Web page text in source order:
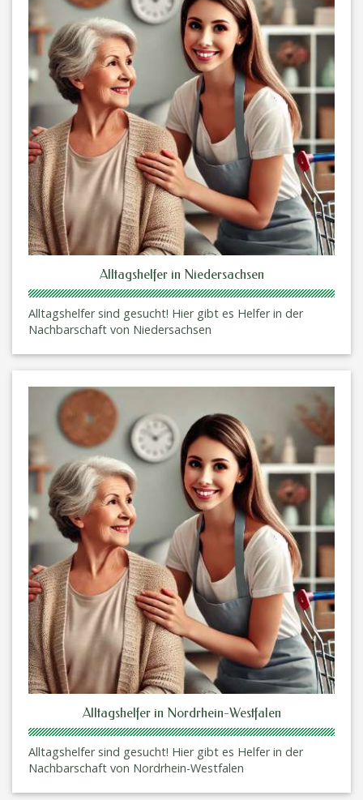
Alltagshelfer in Niedersachsen
Alltagshelfer sind gesucht! Hier gibt es Helfer in der
Nachbarschaft von Niedersachsen
Alltagshelfer in Nordrhein-Westfalen
Alltagshelfer sind gesucht! Hier gibt es Helfer in der
Nachbarschaft von Nordrhein-Westfalen